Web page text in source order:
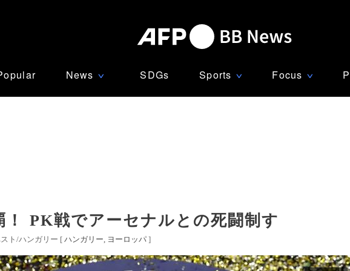
News ∨ SDGs Sports ∨ Focus ∨
！ PK戦でアーセナルとの死闘制す
ト/ハンガリー [ハンガリー ヨーロッパ ]